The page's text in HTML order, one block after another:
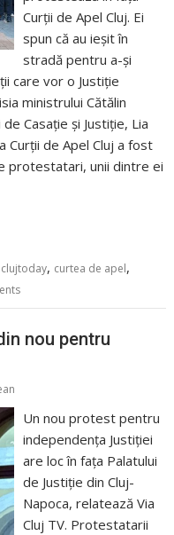
Curții de Apel Cluj. Ei
spun că au ieșit în
stradă pentru a-și
care vor o Justiție
ministrului Cătălin
Casație și Justiție, Lia
Curții de Apel Cluj a fost
protestatari, unii dintre ei
clujtoday, curtea de apel,
nou pentru
Un nou protest pentru
independența Justiției
are loc în fața Palatului
de Justiție din Cluj-
Napoca, relatează Via
Cluj TV. Protestatarii